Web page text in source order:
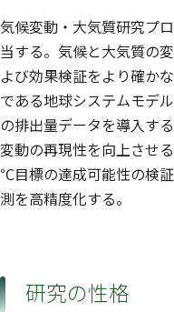
気候変動・大気質研究プ
当する。気候と大気質の
よび効果検証をより確か
である地球システムモデ
の排出量データを導入す
変動の再現性を向上させ
℃目標の達成可能性の検
測を高精度化する。
研究の性格